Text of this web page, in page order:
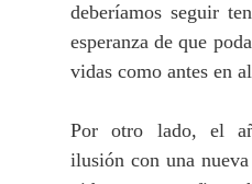
deberíamos seguir
esperanza de que
vidas como antes en
Por otro lado, el
ilusión con una